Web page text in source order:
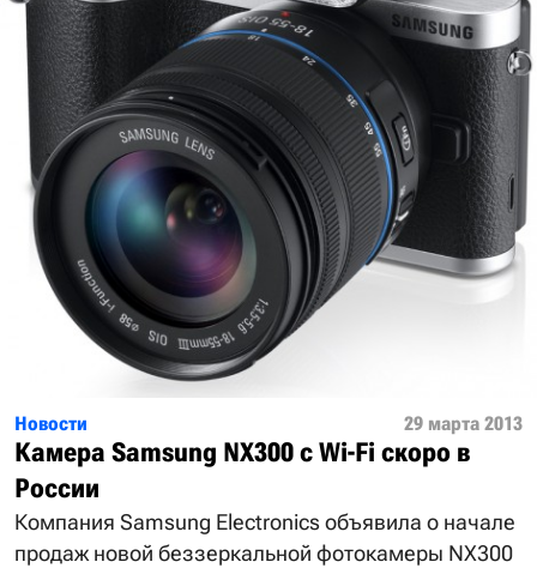
Новости 29 марта 2013
Камера Samsung NX300 с Wi-Fi скоро в
России
Компания Samsung Electronics объявила о начале
продаж новой беззеркальной фотокамеры NX300